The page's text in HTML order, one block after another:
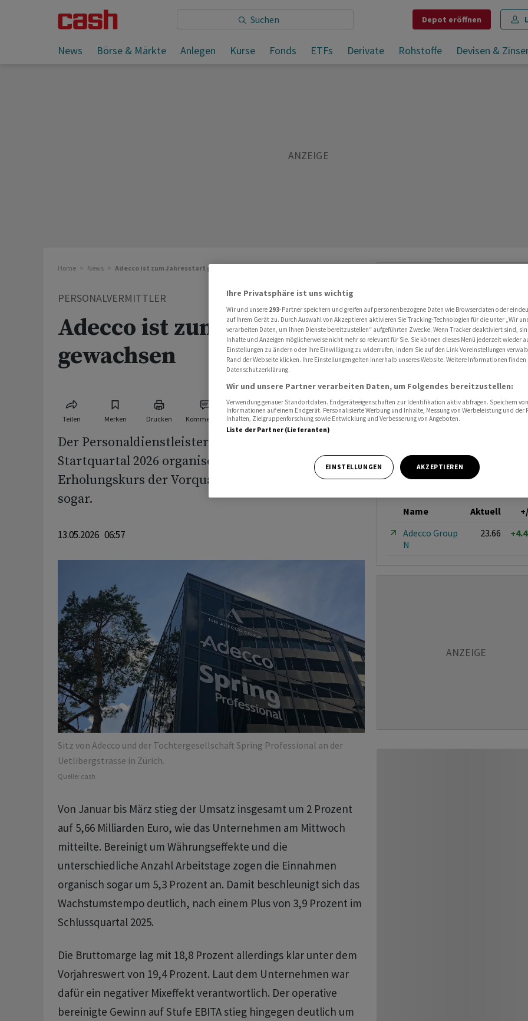
Depot eröffnen
News Börse & Märkte Anlegen Kurse Fonds ETFs Derivate Rohstoffe Devisen &
Sie lesen: Adecco ist zum Jahresstart gewachsen
Teilen Merken Drucken Kommentare
Home News Adecco ist zum Jahresstart gewachsen
PERSONALVERMITTLER
Adecco ist zum Jahresstart
gewachsen
Teilen Merken Drucken Kommentare
Der Personaldienstleister Adecco ist im
Startquartal 2026 organisch klar gewachsen. Der
Erholungskurs der Vorquartale beschleunigte sich
sogar.
13.05.2026 06:57
Sitz von Adecco und der Tochtergesellschaft Spring Professional an der
Uetlibergstrasse in Zürich.
Quelle: cash
Von Januar bis März stieg der Umsatz insgesamt um 2 Prozent
auf 5,66 Milliarden Euro, wie das Unternehmen am Mittwoch
mitteilte. Bereinigt um Währungseffekte und die
unterschiedliche Anzahl Arbeitstage zogen die Einnahmen
organisch sogar um 5,3 Prozent an. Damit beschleunigt sich das
Wachstumstempo deutlich, nach einem Plus von 3,9 Prozent im
Schlussquartal 2025.
Die Bruttomarge lag mit 18,8 Prozent allerdings klar unter dem
Vorjahreswert von 19,4 Prozent. Laut dem Unternehmen war
dafür ein negativer Mixeffekt verantwortlich. Der operative
bereinigte Gewinn auf Stufe EBITA stieg hingegen deutlich um
Name Aktuell
Adecco Group
N
23.66
Ihre Privatsphäre ist uns wichtig
Wir und unsere 293-Partner speichern und greifen auf personenbezogene Daten wie Browserdaten oder
auf Ihrem Gerät zu. Durch Auswahl von Akzeptieren aktivieren Sie Tracking-Technologien für die unter „Wir
verarbeiten Daten, um Ihnen Dienste bereitzustellen“ aufgeführten Zwecke. Wenn Tracker deaktiviert sind,
Inhalte und Anzeigen möglicherweise nicht mehr so relevant für Sie. Sie können dieses Menü jederzeit wieder
Einstellungen zu ändern oder Ihre Einwilligung zu widerrufen, indem Sie auf den Link Voreinstellungen
Rand der Webseite klicken. Ihre Einstellungen gelten innerhalb unseres Website. Weitere Informationen finden
Datenschutzerklärung.
Wir und unsere Partner verarbeiten Daten, um Folgendes bereitzustellen:
Verwendung genauer Standortdaten. Endgeräteeigenschaften zur Identifikation aktiv abfragen. Speichern
Informationen auf einem Endgerät. Personalisierte Werbung und Inhalte, Messung von Werbeleistung und der
Inhalten, Zielgruppenforschung sowie Entwicklung und Verbesserung von Angeboten.
Liste der Partner (Lieferanten)
EINSTELLUNGEN AKZEPTIEREN